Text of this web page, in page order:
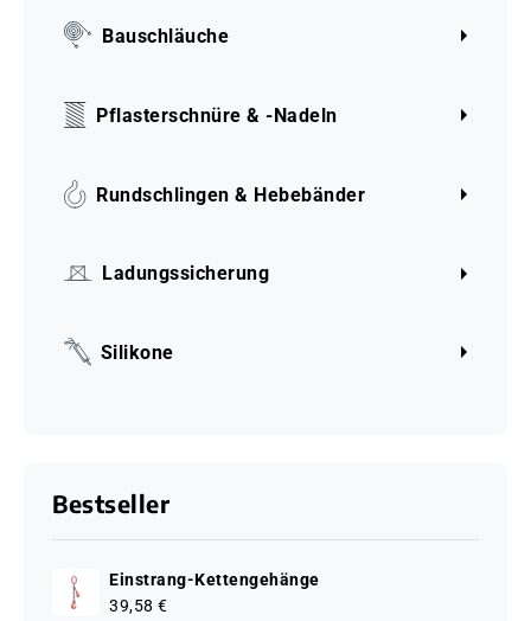
Bauschläuche
Pflasterschnüre & -Nadeln
Rundschlingen & Hebebänder
Ladungssicherung
Silikone
Bestseller
Einstrang-Kettengehänge
39,58 €